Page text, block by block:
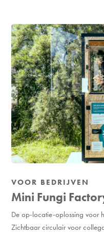
VOOR BEDRIJVEN
Mini Fungi
De op-locatie-oplossing voor
Zichtbaar circulair voor